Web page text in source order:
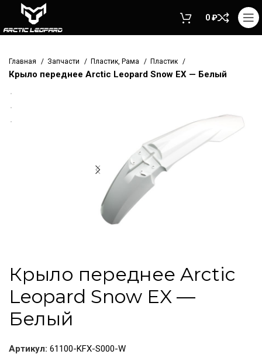
0₽
Главная Запчасти Пластик, Рама Пластик
Крыло переднее Arctic Leopard Snow EX — Белый
Крыло переднее Arctic
Leopard Snow EX —
Белый
Артикул: 61100-KFX-S000-W